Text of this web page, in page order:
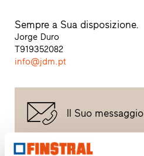
Sempre a Sua disposizione.
Jorge Duro
T919352082
info@jdm.pt
Il Suo messaggio